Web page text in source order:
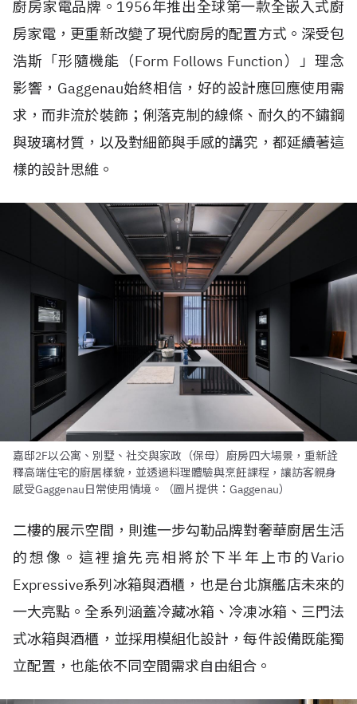
廚房家電品牌。1956年推出全球第一款全嵌入式廚
房家電，更重新改變了現代廚房的配置方式。深受包
浩斯「形隨機能（Form Follows Function）」理念
影響，Gaggenau始終相信，好的設計應回應使用需
求，而非流於裝飾；俐落克制的線條、耐久的不鏽鋼
與玻璃材質，以及對細節與手感的講究，都延續著這
樣的設計思維。
嘉邸2F以公寓、別墅、社交與家政（保母）廚房四大場景，重新詮
釋高端住宅的廚居樣貌，並透過料理體驗與烹飪課程，讓訪客親身
感受Gaggenau日常使用情境。（圖片提供：Gaggenau）
二樓的展示空間，則進一步勾勒品牌對奢華廚居生活
的想像。這裡搶先亮相將於下半年上市的Vario
Expressive系列冰箱與酒櫃，也是台北旗艦店未來的
一大亮點。全系列涵蓋冷藏冰箱、冷凍冰箱、三門法
式冰箱與酒櫃，並採用模組化設計，每件設備既能獨
立配置，也能依不同空間需求自由組合。